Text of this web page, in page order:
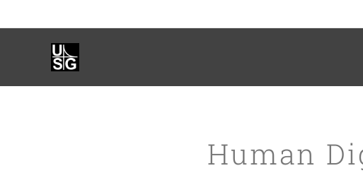
Human